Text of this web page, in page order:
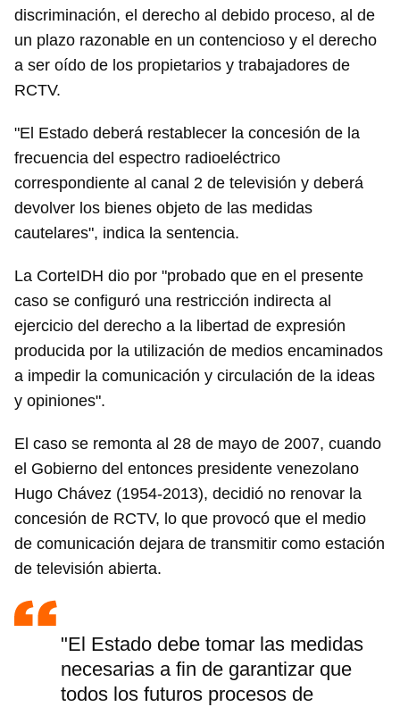
discriminación, el derecho al debido proceso, al de
un plazo razonable en un contencioso y el derecho
a ser oído de los propietarios y trabajadores de
RCTV.
"El Estado deberá restablecer la concesión de la
frecuencia del espectro radioeléctrico
correspondiente al canal 2 de televisión y deberá
devolver los bienes objeto de las medidas
cautelares", indica la sentencia.
La CorteIDH dio por "probado que en el presente
caso se configuró una restricción indirecta al
ejercicio del derecho a la libertad de expresión
producida por la utilización de medios encaminados
a impedir la comunicación y circulación de la ideas
y opiniones".
El caso se remonta al 28 de mayo de 2007, cuando
el Gobierno del entonces presidente venezolano
Hugo Chávez (1954-2013), decidió no renovar la
concesión de RCTV, lo que provocó que el medio
de comunicación dejara de transmitir como estación
de televisión abierta.
"El Estado debe tomar las medidas
necesarias a fin de garantizar que
todos los futuros procesos de